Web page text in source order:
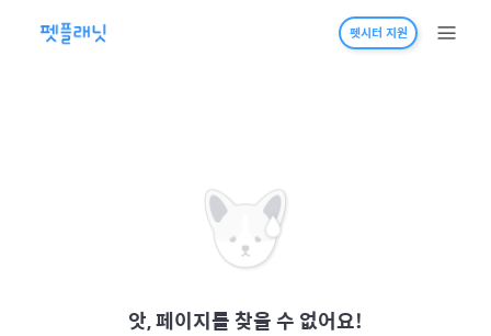
펫시터 지원
앗, 페이지를 찾을 수 없어요!